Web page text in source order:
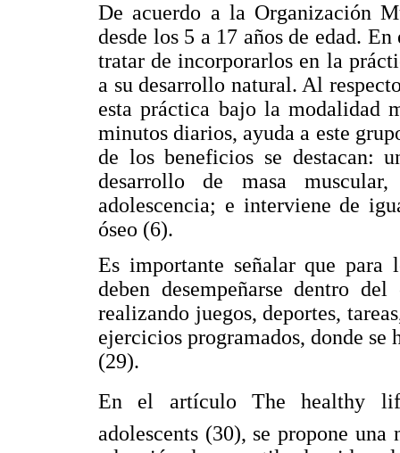
De acuerdo a la Organización
desde los 5 a 17 años de edad.
tratar de incorporarlos en la
a su desarrollo natural. Al
esta práctica bajo la modalidad
minutos diarios, ayuda a este
de los beneficios se destacan:
desarrollo de masa
adolescencia; e interviene de
óseo (6).
Es importante señalar que para
deben desempeñarse dentro
realizando juegos, deportes,
ejercicios programados, donde
(29).
En el artículo The healthy
adolescents (30), se propone una